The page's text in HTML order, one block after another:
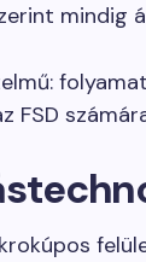
mindig
FSD